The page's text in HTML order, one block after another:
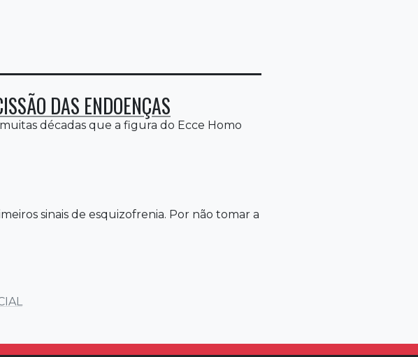
DAS ENDOENÇAS
décadas que a figura do Ecce Homo
sinais de esquizofrenia. Por não tomar a